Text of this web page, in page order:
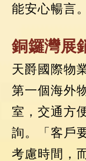
能安心暢言。
銅鑼灣展
天爵國際物
第一個海外
室，交通方
詢。「客戶
考慮時間，